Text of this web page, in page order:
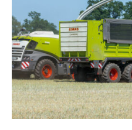
транспорт
на
фураж
CARGOS